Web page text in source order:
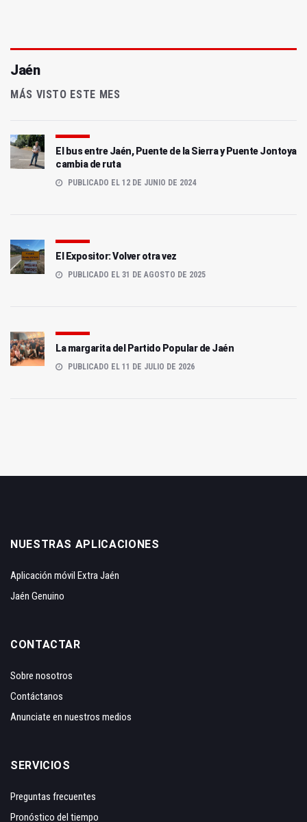
Jaén
MÁS VISTO ESTE MES
El bus entre Jaén, Puente de la Sierra y Puente Jontoya
cambia de ruta
PUBLICADO EL 12 DE JUNIO DE 2024
El Expositor: Volver otra vez
PUBLICADO EL 31 DE AGOSTO DE 2025
La margarita del Partido Popular de Jaén
PUBLICADO EL 11 DE JULIO DE 2026
NUESTRAS APLICACIONES
Aplicación móvil Extra Jaén
Jaén Genuino
CONTACTAR
Sobre nosotros
Contáctanos
Anunciate en nuestros medios
SERVICIOS
Preguntas frecuentes
Pronóstico del tiempo